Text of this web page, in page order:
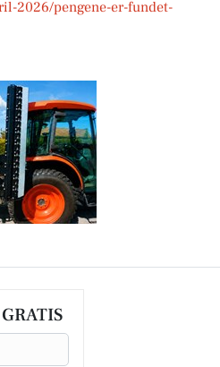
2026/pengene-er-fundet-